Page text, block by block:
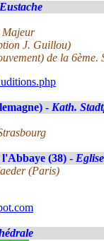
Majeur
J. Guillou)
de la 6ème.
- Kath.
(38) -
(Paris)